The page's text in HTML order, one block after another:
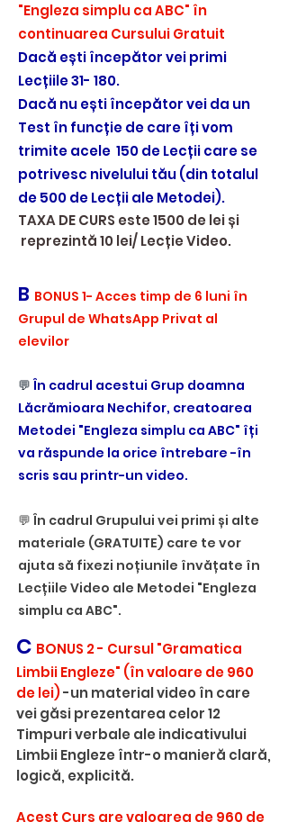
"Engleza simplu ca ABC" în
continuarea Cursului Gratuit
Dacă ești începătorvei primi
Lecțiile 31- 180.​
Dacă nu ești începător vei da un
Test în funcție de care îți vom
trimite acele 150 de Lecții care se
potrivesc nivelului tău (din totalul
de 500 de Lecții ale Metodei).​
TAXA DE CURS este 1500 de lei și
reprezintă​ 10 lei/ Lecție Video.
B BONUS 1- Acces timp de 6 luni în
Grupul de WhatsApp Privat al
elevilor
💬 În cadrul acestui Grup doamna
Lăcrămioara Nechifor, creatoarea
Metodei "Engleza simplu ca ABC" îți
va răspunde la orice întrebare -în
scris sau printr-un video.
💬 În cadrul Grupului vei primi și alte
materiale (GRATUITE) care te vor
ajuta să fixezi noțiunile învățate în
Lecțiile Video ale Metodei "Engleza
simplu ca ABC".
C BONUS 2- Cursul ​"Gramatica
Limbii Engleze" (în valoare de 960
de lei)-un material video în care
vei găsi prezentarea celor 12
Timpuri verbale ale indicativului
Limbii Engleze într-o manieră clară,
logică, explicită.
Acest Curs are valoarea de 960 de